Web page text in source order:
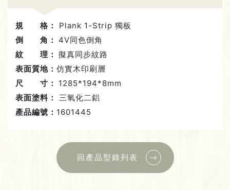
規 格：
Plank 1-Strip 獨板
倒 角： 4V同色倒角
紋 理： 擬真同步紋路
表面質地： 仿實木印刷層
尺 寸：
1285*194*8mm
表面塗料：
三氧化二鋁
產品編號： 1601445
回產品型錄列表